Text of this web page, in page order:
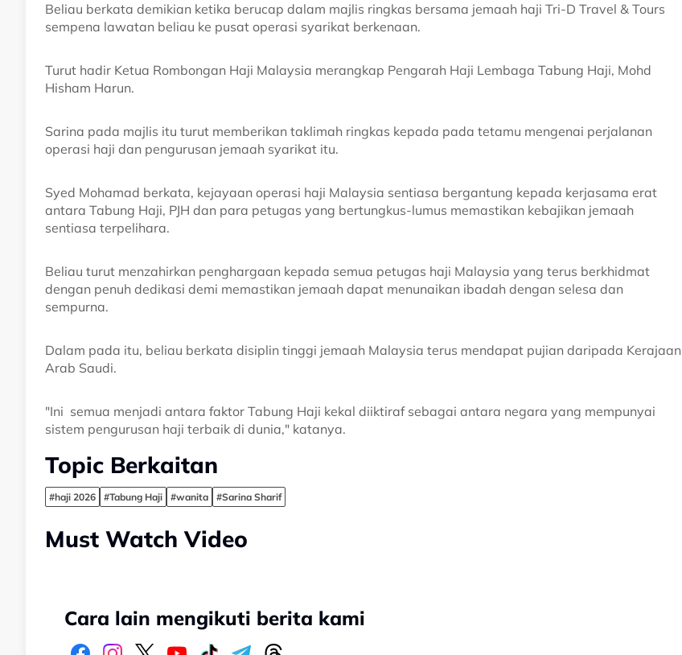
Beliau berkata demikian ketika berucap dalam majlis ringkas bersama jemaah haji Tri-D Travel & Tours
sempena lawatan beliau ke pusat operasi syarikat berkenaan.
Turut hadir Ketua Rombongan Haji Malaysia merangkap Pengarah Haji Lembaga Tabung Haji, Mohd
Hisham Harun.
Sarina pada majlis itu turut memberikan taklimah ringkas kepada pada tetamu mengenai perjalanan
operasi haji dan pengurusan jemaah syarikat itu.
Syed Mohamad berkata, kejayaan operasi haji Malaysia sentiasa bergantung kepada kerjasama erat
antara Tabung Haji, PJH dan para petugas yang bertungkus-lumus memastikan kebajikan jemaah
sentiasa terpelihara.
Beliau turut menzahirkan penghargaan kepada semua petugas haji Malaysia yang terus berkhidmat
dengan penuh dedikasi demi memastikan jemaah dapat menunaikan ibadah dengan selesa dan
sempurna.
Dalam pada itu, beliau berkata disiplin tinggi jemaah Malaysia terus mendapat pujian daripada Kerajaan
Arab Saudi.
"Ini semua menjadi antara faktor Tabung Haji kekal diiktiraf sebagai antara negara yang mempunyai
sistem pengurusan haji terbaik di dunia," katanya.
Topic Berkaitan
#haji 2026 #Tabung Haji #wanita #Sarina Sharif
Must Watch Video
Cara lain mengikuti berita kami